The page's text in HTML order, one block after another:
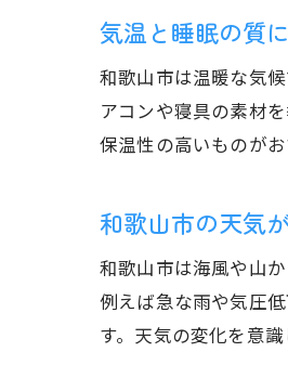
気温と睡眠の質
和歌山市は温暖な気
アコンや寝具の素材
保温性の高いものが
和歌山市の天気
和歌山市は海風や山
例えば急な雨や気圧
す。天気の変化を意